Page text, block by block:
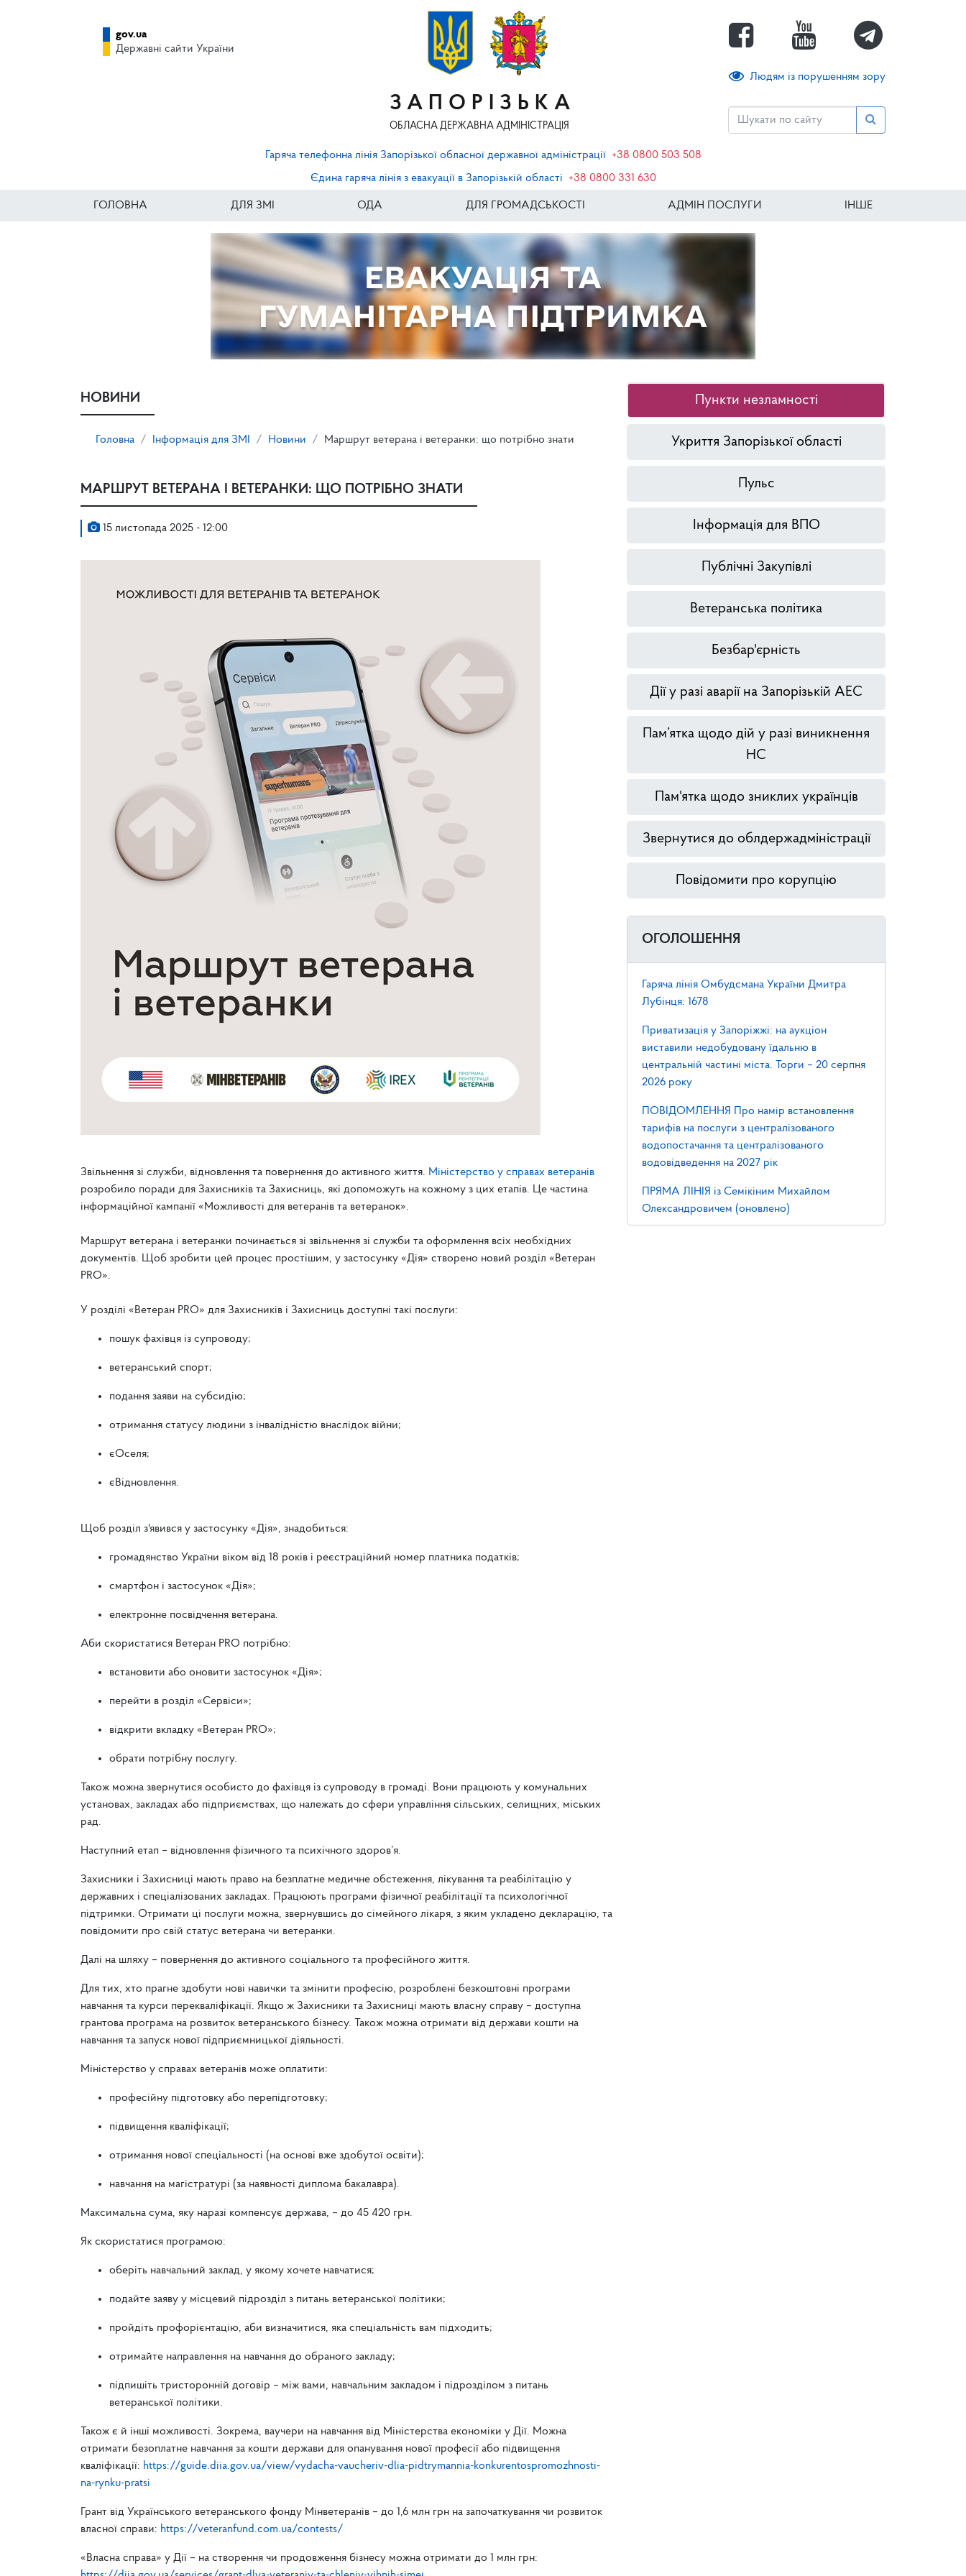
ЗАПОРІЗЬКА
ОБЛАСНА ДЕРЖАВНА АДМІНІСТРАЦІЯ
Людям із порушенням зору
gov.ua
Державні сайти України
Гаряча телефонна лінія Запорізької обласної державної адміністрації +38 0800 503 508
Єдина гаряча лінія з евакуації в Запорізькій області
+38 0800 331 630
ГОЛОВНА ДЛЯ ЗМІ ОДА ДЛЯ ГРОМАДСЬКОСТІ АДМІН ПОСЛУГИ ІНШЕ
НОВИНИ
Головна Інформація для ЗМІ Новини Маршрут ветерана і ветеранки: що потрібно знати
МАРШРУТ ВЕТЕРАНА І ВЕТЕРАНКИ: ЩО ПОТРІБНО ЗНАТИ
15 листопада 2025 - 12:00
Звільнення зі служби, відновлення та повернення до активного життя. Міністерство у справах ветеранів
розробило поради для Захисників та Захисниць, які допоможуть на кожному з цих етапів. Це частина
інформаційної кампанії «Можливості для ветеранів та ветеранок».
Маршрут ветерана і ветеранки починається зі звільнення зі служби та оформлення всіх необхідних
документів. Щоб зробити цей процес простішим, у застосунку «Дія» створено новий розділ «Ветеран
PRO».
У розділі «Ветеран PRO» для Захисників і Захисниць доступні такі послуги:
пошук фахівця із супроводу;
ветеранський спорт;
подання заяви на субсидію;
отримання статусу людини з інвалідністю внаслідок війни;
єОселя;
єВідновлення.
Щоб розділ з'явився у застосунку «Дія», знадобиться:
громадянство України віком від 18 років і реєстраційний номер платника податків;
смартфон і застосунок «Дія»;
електронне посвідчення ветерана.
Аби скористатися Ветеран PRO потрібно:
встановити або оновити застосунок «Дія»;
перейти в розділ «Сервіси»;
відкрити вкладку «Ветеран PRO»;
обрати потрібну послугу.
Також можна звернутися особисто до фахівця із супроводу в громаді. Вони працюють у комунальних
установах, закладах або підприємствах, що належать до сфери управління сільських, селищних, міських
рад.
Наступний етап – відновлення фізичного та психічного здоров’я.
Захисники і Захисниці мають право на безплатне медичне обстеження, лікування та реабілітацію у
державних і спеціалізованих закладах. Працюють програми фізичної реабілітації та психологічної
підтримки. Отримати ці послуги можна, звернувшись до сімейного лікаря, з яким укладено декларацію, та
повідомити про свій статус ветерана чи ветеранки.
Далі на шляху – повернення до активного соціального та професійного життя.
Для тих, хто прагне здобути нові навички та змінити професію, розроблені безкоштовні програми
навчання та курси перекваліфікації. Якщо ж Захисники та Захисниці мають власну справу – доступна
грантова програма на розвиток ветеранського бізнесу. Також можна отримати від держави кошти на
навчання та запуск нової підприємницької діяльності.
Міністерство у справах ветеранів може оплатити:
професійну підготовку або перепідготовку;
підвищення кваліфікації;
отримання нової спеціальності (на основі вже здобутої освіти);
навчання на магістратурі (за наявності диплома бакалавра).
Максимальна сума, яку наразі компенсує держава, – до 45 420 грн.
Як скористатися програмою:
оберіть навчальний заклад, у якому хочете навчатися;
подайте заяву у місцевий підрозділ з питань ветеранської політики;
пройдіть профорієнтацію, аби визначитися, яка спеціальність вам підходить;
отримайте направлення на навчання до обраного закладу;
підпишіть тристоронній договір – між вами, навчальним закладом і підрозділом з питань
ветеранської політики.
Також є й інші можливості. Зокрема, ваучери на навчання від Міністерства економіки у Дії. Можна
отримати безоплатне навчання за кошти держави для опанування нової професії або підвищення
кваліфікації: https://guide.diia.gov.ua/view/vydacha-vaucheriv-dlia-pidtrymannia-konkurentospromozhnosti-
na-rynku-pratsi
Грант від Українського ветеранського фонду Мінветеранів – до 1,6 млн грн на започаткування чи розвиток
власної справи: https://veteranfund.com.ua/contests/
«Власна справа» у Дії – на створення чи продовження бізнесу можна отримати до 1 млн грн:
Пункти незламності
Укриття Запорізької області
Пульс
Інформація для ВПО
Публічні Закупівлі
Ветеранська політика
Безбар'єрність
Дії у разі аварії на Запорізькій АЕС
Пам’ятка щодо дій у разі виникнення
НС
Пам'ятка щодо зниклих українців
Звернутися до облдержадміністрації
Повідомити про корупцію
ОГОЛОШЕННЯ
Гаряча лінія Омбудсмана України Дмитра
Лубінця: 1678
Приватизація у Запоріжжі: на аукціон
виставили недобудовану їдальню в
центральній частині міста. Торги – 20 серпня
2026 року
ПОВІДОМЛЕННЯ Про намір встановлення
тарифів на послуги з централізованого
водопостачання та централізованого
водовідведення на 2027 рік
ПРЯМА ЛІНІЯ із Семікіним Михайлом
Олександровичем (оновлено)